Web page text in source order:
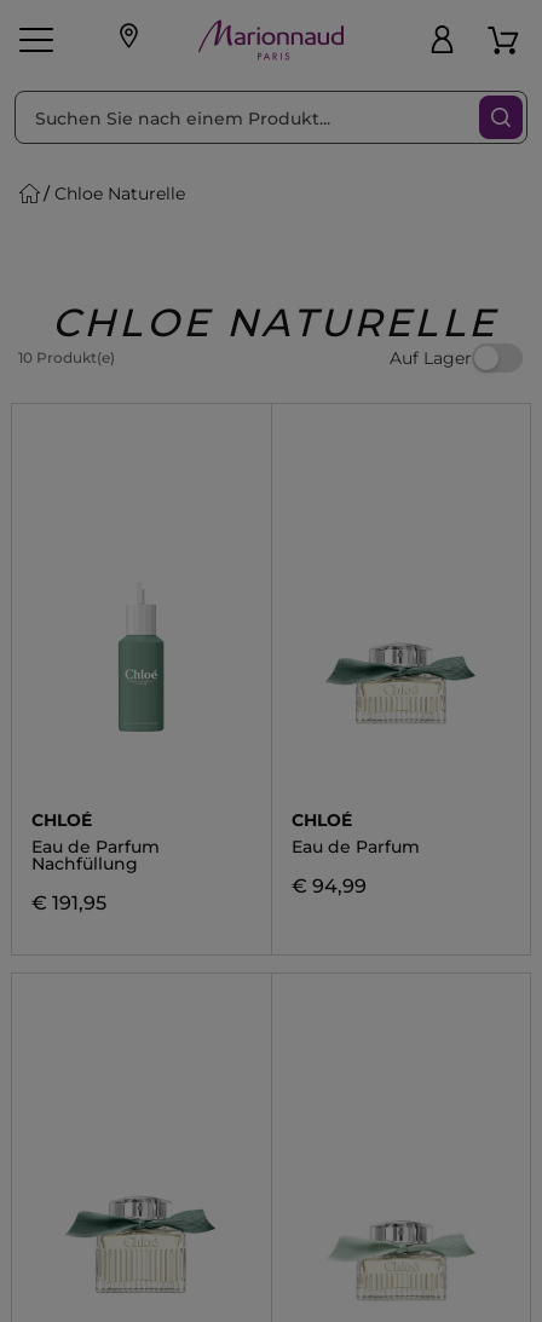
Geschenke
Chloe Naturelle
CHLOE NATURELLE
10 Produkt(e) Auf Lager
sortieren nach Filter
CHLOÉ
Eau de Parfum
Nachfüllung
€ 191,95
CHLOÉ
Eau de Parfum
€ 94,99